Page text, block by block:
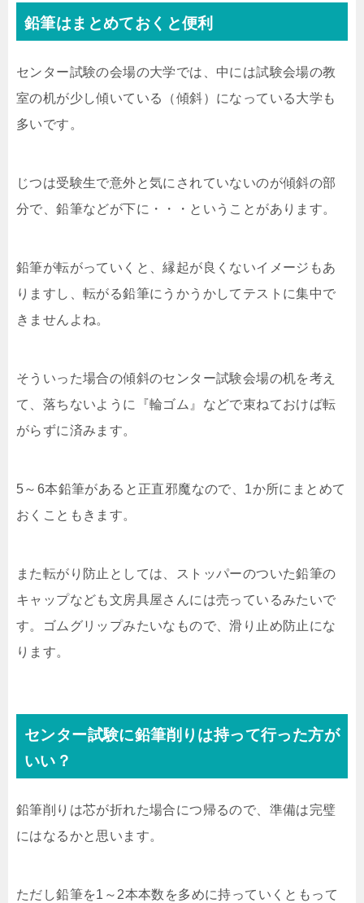
鉛筆はまとめておくと便利
センター試験の会場の大学では、中には試験会場の教
室の机が少し傾いている（傾斜）になっている大学も
多いです。
じつは受験生で意外と気にされていないのが傾斜の部
分で、鉛筆などが下に・・・ということがあります。
鉛筆が転がっていくと、縁起が良くないイメージもあ
りますし、転がる鉛筆にうかうかしてテストに集中で
きませんよね。
そういった場合の傾斜のセンター試験会場の机を考え
て、落ちないように『輪ゴム』などで束ねておけば転
がらずに済みます。
5～6本鉛筆があると正直邪魔なので、1か所にまとめて
おくこともきます。
また転がり防止としては、ストッパーのついた鉛筆の
キャップなども文房具屋さんには売っているみたいで
す。ゴムグリップみたいなもので、滑り止め防止にな
ります。
センター試験に鉛筆削りは持って行った方が
いい？
鉛筆削りは芯が折れた場合につ帰るので、準備は完璧
にはなるかと思います。
ただし鉛筆を1～2本本数を多めに持っていくともって